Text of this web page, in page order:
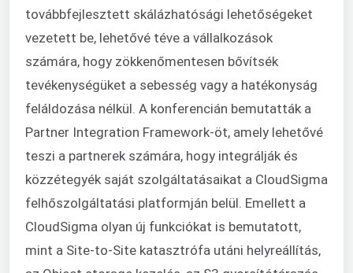
továbbfejlesztett skálázhatósági lehetőségeket
vezetett be, lehetővé téve a vállalkozások
számára, hogy zökkenőmentesen bővítsék
tevékenységüket a sebesség vagy a hatékonyság
feláldozása nélkül. A konferencián bemutatták a
Partner Integration Framework-öt, amely lehetővé
teszi a partnerek számára, hogy integrálják és
közzétegyék saját szolgáltatásaikat a CloudSigma
felhőszolgáltatási platformján belül. Emellett a
CloudSigma olyan új funkciókat is bemutatott,
mint a Site-to-Site katasztrófa utáni helyreállítás,